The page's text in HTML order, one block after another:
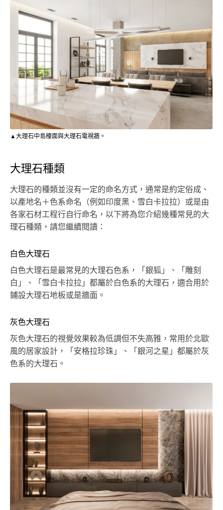
▲大理石中島檯面與大理石電視牆。
大理石種類
大理石的種類並沒有一定的命名方式，通常是約定俗成、
以產地名＋色系命名（例如印度黑、雪白卡拉拉）或是由
各家石材工程行自行命名，以下將為您介紹幾種常見的大
理石種類，請您繼續閱讀：
白色大理石
白色大理石是最常見的大理石色系，「銀狐」、「雕刻
白」、「雪白卡拉拉」都屬於白色系的大理石，適合用於
鋪設大理石地板或是牆面。
灰色大理石
灰色大理石的視覺效果較為低調但不失高雅，常用於北歐
風的居家設計，「安格拉珍珠」、「銀河之星」都屬於灰
色系的大理石。